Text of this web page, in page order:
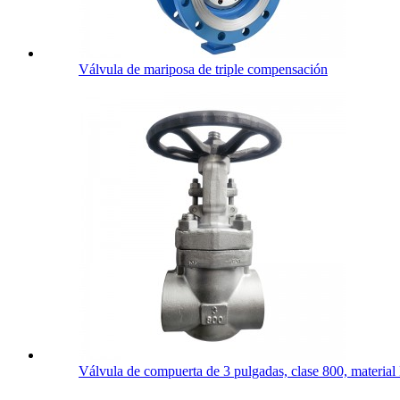
Válvula de mariposa de triple compensación
Válvula de compuerta de 3 pulgadas, clase 800, material